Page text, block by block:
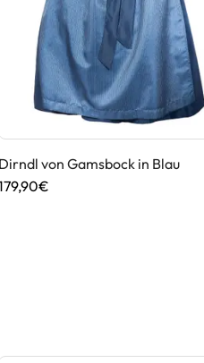
Dirndl von Gamsbock in Blau